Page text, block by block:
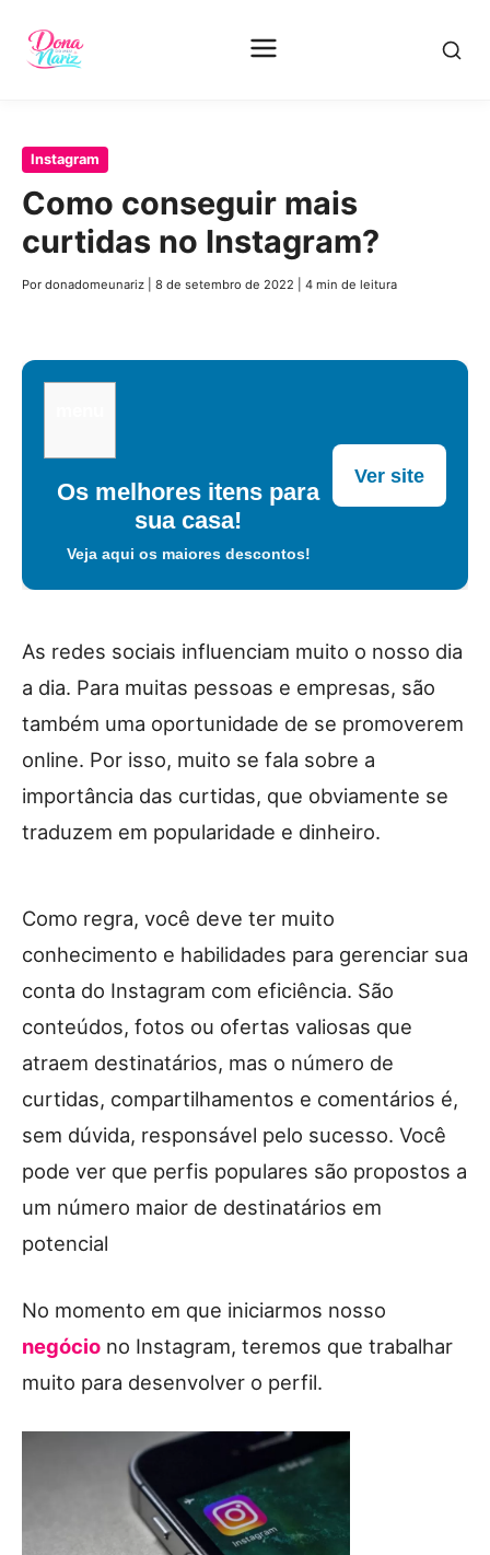
Pular
conteúdo
Instagram
Como conseguir mais
curtidas no Instagram?
Por donadomeunariz 8 de setembro de 2022 4 min de leitura
Os melhores itens para
sua casa!
Veja aqui os maiores descontos!
Ver site
As redes sociais influenciam muito o nosso dia
a dia. Para muitas pessoas e empresas, são
também uma oportunidade de se promoverem
online. Por isso, muito se fala sobre a
importância das curtidas, que obviamente se
traduzem em popularidade e dinheiro.
Como regra, você deve ter muito
conhecimento e habilidades para gerenciar sua
conta do Instagram com eficiência. São
conteúdos, fotos ou ofertas valiosas que
atraem destinatários, mas o número de
curtidas, compartilhamentos e comentários é,
sem dúvida, responsável pelo sucesso. Você
pode ver que perfis populares são propostos a
um número maior de destinatários em
potencial
No momento em que iniciarmos nosso
negócio no Instagram, teremos que trabalhar
muito para desenvolver o perfil.